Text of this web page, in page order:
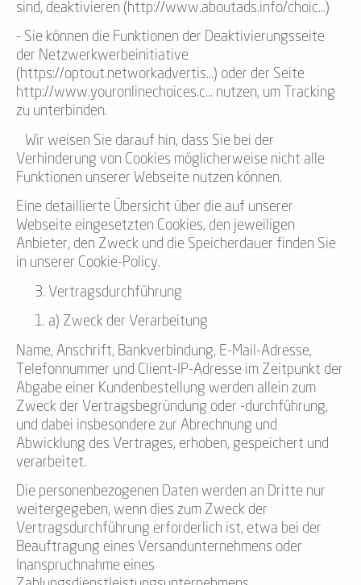
sind, deaktivieren (http://www.aboutads.info/choic...)
- Sie können die Funktionen der Deaktivierungsseite
der Netzwerkwerbeinitiative
(https://optout.networkadvertis...) oder der Seite
http://www.youronlinechoices.c... nutzen, um Tracking
zu unterbinden.
Wir weisen Sie darauf hin, dass Sie bei der
Verhinderung von Cookies möglicherweise nicht alle
Funktionen unserer Webseite nutzen können.
Eine detaillierte Übersicht über die auf unserer
Webseite eingesetzten Cookies, den jeweiligen
Anbieter, den Zweck und die Speicherdauer finden Sie
in unserer Cookie-Policy.
Vertragsdurchführung
a) Zweck der Verarbeitung
Name, Anschrift, Bankverbindung, E-Mail-Adresse,
Telefonnummer und Client-IP-Adresse im Zeitpunkt der
Abgabe einer Kundenbestellung werden allein zum
Zweck der Vertragsbegründung oder -durchführung,
und dabei insbesondere zur Abrechnung und
Abwicklung des Vertrages, erhoben, gespeichert und
verarbeitet.
Die personenbezogenen Daten werden an Dritte nur
weitergegeben, wenn dies zum Zweck der
Vertragsdurchführung erforderlich ist, etwa bei der
Beauftragung eines Versandunternehmens oder
Inanspruchnahme eines